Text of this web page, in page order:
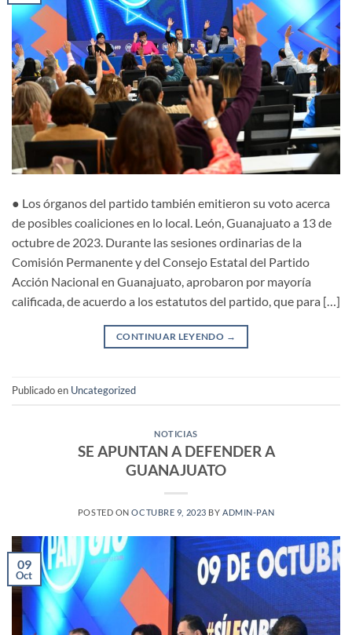
● Los órganos del partido también emitieron su voto acerca
de posibles coaliciones en lo local. León, Guanajuato a 13 de
octubre de 2023. Durante las sesiones ordinarias de la
Comisión Permanente y del Consejo Estatal del Partido
Acción Nacional en Guanajuato, aprobaron por mayoría
calificada, de acuerdo a los estatutos del partido, que para […]
CONTINUAR LEYENDO →
Publicado en Uncategorized
NOTICIAS
SE APUNTAN A DEFENDER A
GUANAJUATO
POSTED ONOCTUBRE 9, 2023 BYADMIN-PAN
09
Oct